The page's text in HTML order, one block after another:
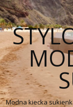
Modna kiecka